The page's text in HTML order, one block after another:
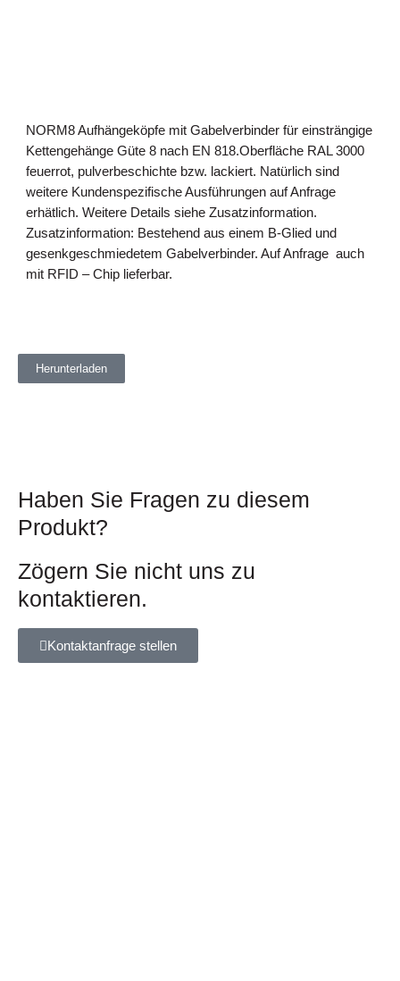
NORM8 Aufhängeköpfe mit Gabelverbinder für einsträngige
Kettengehänge Güte 8 nach EN 818.Oberfläche RAL 3000
feuerrot, pulverbeschichte bzw. lackiert. Natürlich sind
weitere Kundenspezifische Ausführungen auf Anfrage
erhätlich. Weitere Details siehe Zusatzinformation.
Zusatzinformation: Bestehend aus einem B-Glied und
gesenkgeschmiedetem Gabelverbinder. Auf Anfrage auch
mit RFID – Chip lieferbar.
Herunterladen
Haben Sie Fragen zu diesem
Produkt?
Zögern Sie nicht uns zu
kontaktieren.
Kontaktanfrage stellen